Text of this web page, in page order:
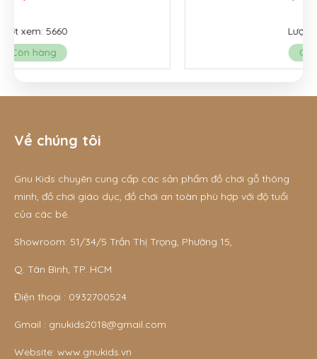
Về chúng tôi
Gnu Kids chuyên cung cấp các sản phẩm đồ chơi gỗ thông
minh, đồ chơi giáo dục, đồ chơi an toàn phù hợp với độ tuổi
của các bé.
Showroom: 51/34/5 Trần Thị Trọng, Phường 15,
Q. Tân Bình, TP. HCM
Điện thoại : 0932700524
Gmail : gnukids2018@gmail.com
Website: www.gnukids.vn